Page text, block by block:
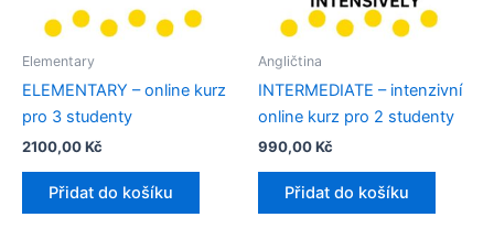
Elementary
ELEMENTARY – online kurz
pro 3 studenty​
2100,00Kč
Přidat do košíku
Angličtina
INTERMEDIATE – intenzivní
online kurz pro 2 studenty​
990,00Kč
Přidat do košíku